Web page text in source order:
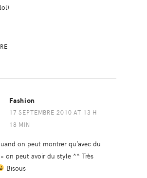
Fashion
17 SEPTEMBRE 2010 AT 13 H
18 MIN
on peut montrer qu’avec du
on peut avoir du style ^^ Très
Bisous